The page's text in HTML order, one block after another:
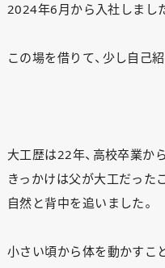
2024年6月から入社しまし
この場を借りて、少し自己
大工歴は22年、高校卒業か
きっかけは父が大工だった
自然と背中を追いました。
小さい頃から体を動かすこ